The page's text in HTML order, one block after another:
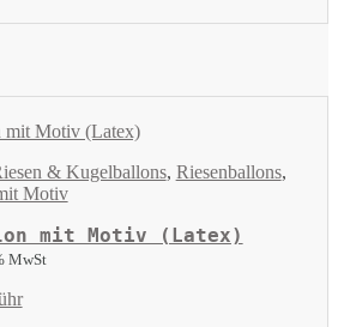
& Kugelballons, Riesenballons,
Motiv
mit Motiv (Latex)
MwSt